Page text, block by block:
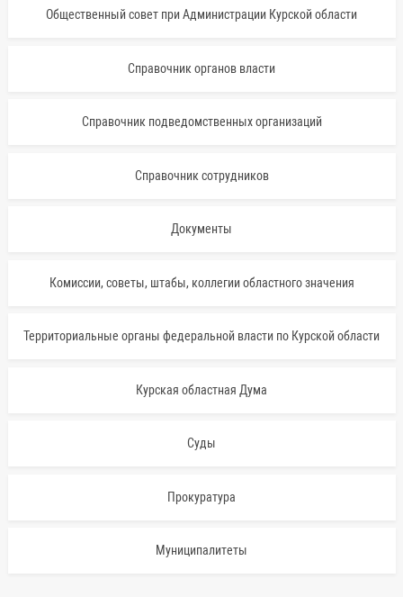
Общественный совет при Администрации Курской области
Справочник органов власти
Справочник подведомственных организаций
Справочник сотрудников
Документы
Комиссии, советы, штабы, коллегии областного значения
Территориальные органы федеральной власти по Курской области
Курская областная Дума
Суды
Прокуратура
Муниципалитеты